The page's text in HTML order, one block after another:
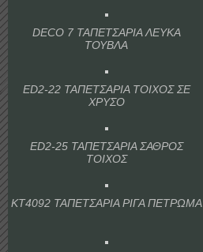
DECO 7 ΤΑΠΕΤΣΑΡΙΑ ΛΕΥΚΑ
ΤΟΥΒΛΑ
ED2-22 ΤΑΠΕΤΣΑΡΙΑ ΤΟΙΧΟΣ ΣΕ
ΧΡΥΣΟ
ED2-25 ΤΑΠΕΤΣΑΡΙΑ ΣΑΘΡΟΣ
ΤΟΙΧΟΣ
KT4092 ΤΑΠΕΤΣΑΡΙΑ ΡΙΓΑ ΠΕΤΡΩΜΑ